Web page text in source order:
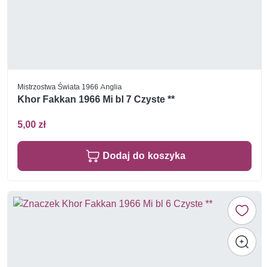
Mistrzostwa Świata 1966 Anglia
Khor Fakkan 1966 Mi bl 7 Czyste **
5,00 zł
Dodaj do koszyka